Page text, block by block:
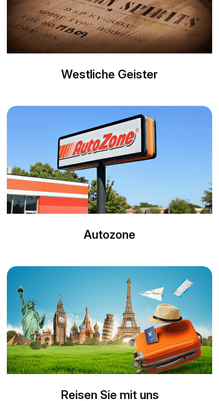
Westliche Geister
Autozone
Reisen Sie mit uns